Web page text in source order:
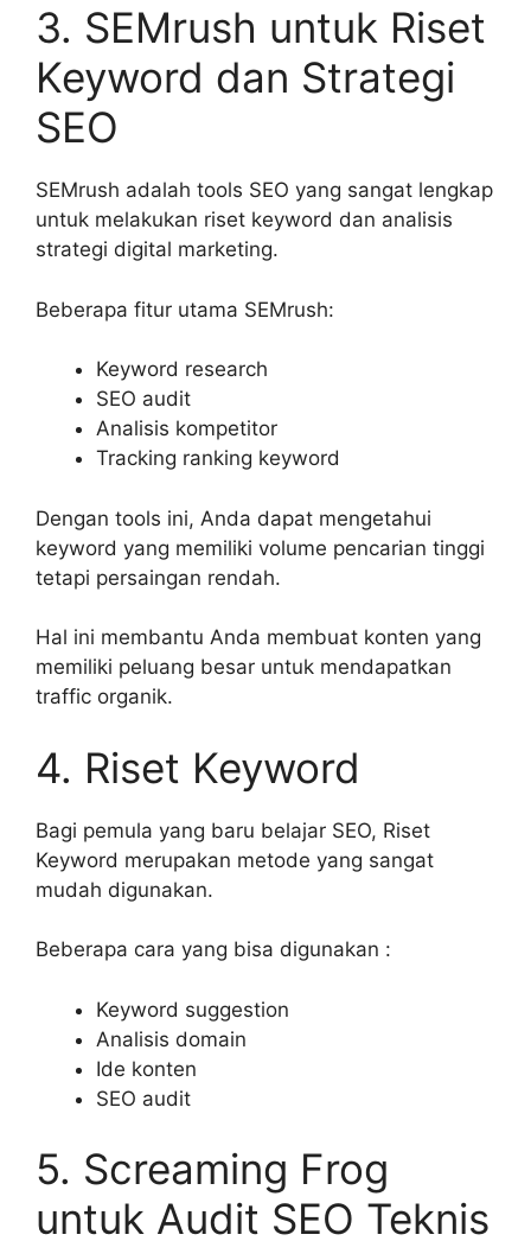
3. SEMrush untuk Riset
Keyword dan Strategi
SEO
SEMrush adalah tools SEO yang sangat lengkap
untuk melakukan riset keyword dan analisis
strategi digital marketing.
Beberapa fitur utama SEMrush:
Keyword research
SEO audit
Analisis kompetitor
Tracking ranking keyword
Dengan tools ini, Anda dapat mengetahui
keyword yang memiliki volume pencarian tinggi
tetapi persaingan rendah.
Hal ini membantu Anda membuat konten yang
memiliki peluang besar untuk mendapatkan
traffic organik.
4. Riset Keyword
Bagi pemula yang baru belajar SEO, Riset
Keyword merupakan metode yang sangat
mudah digunakan.
Beberapa cara yang bisa digunakan :
Keyword suggestion
Analisis domain
Ide konten
SEO audit
5. Screaming Frog
untuk Audit SEO Teknis